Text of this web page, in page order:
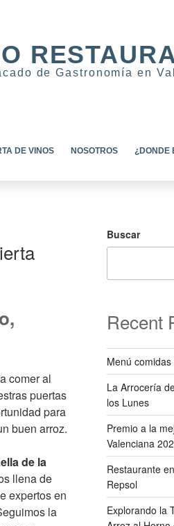
de Gastronomía en
DE VINOS NOSOTROS ¿DONDE
comer al
puertas
para
buen arroz.
de la
llena de
expertos en
la
Buscar
Recent
Menú
La Arrocería
los Lunes
Premio a la
Valenciana
Restaurante
Repsol
Explorando la